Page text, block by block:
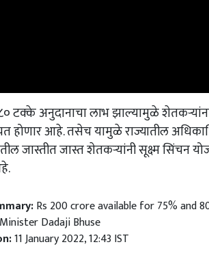
टक्के अनुदानाचा लाभ झाल्यामुळे
होणार आहे. तसेच यामुळे राज्यातील
जास्तीत जास्त शेतकऱ्यांनी सूक्ष्म सिंचन
Rs 200 crore available for 75% and
Dadaji Bhuse
11 January 2022, 12:43 IST